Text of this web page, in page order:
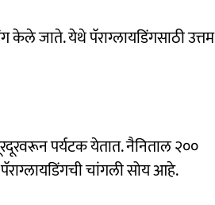
केले जाते. येथे पॅराग्लायडिंगसाठी उत्तम
पर्यटक येतात. नैनिताल २००
चांगली सोय आहे.